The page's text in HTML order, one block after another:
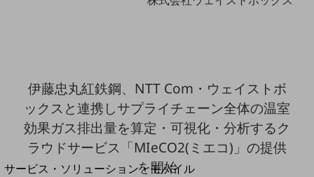
LGPF(Local Government Platform)
別ウィンドウで開きます
サービス・ソリューション・モバイル
伊藤忠丸紅鉄鋼、NTT Com・ウェイストボ
ックスと連携しサプライチェーン全体の温室
効果ガス排出量を算定・可視化・分析するク
ラウドサービス「MIeCO2(ミエコ)」の提供
を開始